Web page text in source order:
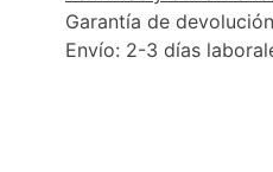
Garantía de
Envío: 2-3 días